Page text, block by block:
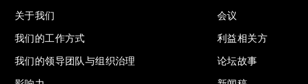
关于我们
我们的工作方式
我们的领导团队与组织治理
会议
利益相关方
论坛故事